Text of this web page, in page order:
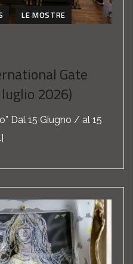
LE MOSTRE
Gate
2026)
Dal 15 Giugno / al 15